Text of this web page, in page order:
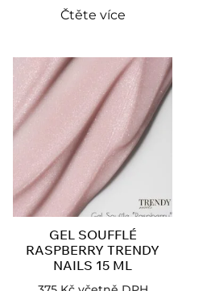
Čtěte více
GEL SOUFFLÉ
RASPBERRY TRENDY
NAILS 15 ML